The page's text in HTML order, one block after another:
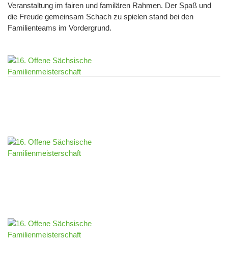
Veranstaltung im fairen und familären Rahmen. Der Spaß und
die Freude gemeinsam Schach zu spielen stand bei den
Familienteams im Vordergrund.